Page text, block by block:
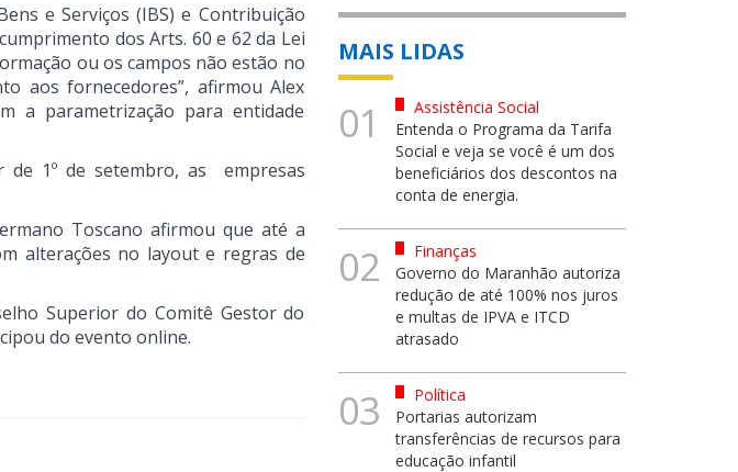
e Serviços (IBS) e Contribuição
dos Arts. 60 e 62 da Lei
ou os campos não estão no
aos fornecedores”, afirmou Alex
a parametrização para entidade
1º de setembro, as empresas
Toscano afirmou que até a
alterações no layout e regras de
Superior do Comitê Gestor do
do evento online.
MAIS LIDAS
01
Assistência Social
Entenda o Programa da Tarifa
Social e veja se você é um dos
beneficiários dos descontos na
conta de energia.
02
Finanças
Governo do Maranhão autoriza
redução de até 100% nos juros
e multas de IPVA e ITCD
atrasado
03
Política
Portarias autorizam
transferências de recursos para
educação infantil